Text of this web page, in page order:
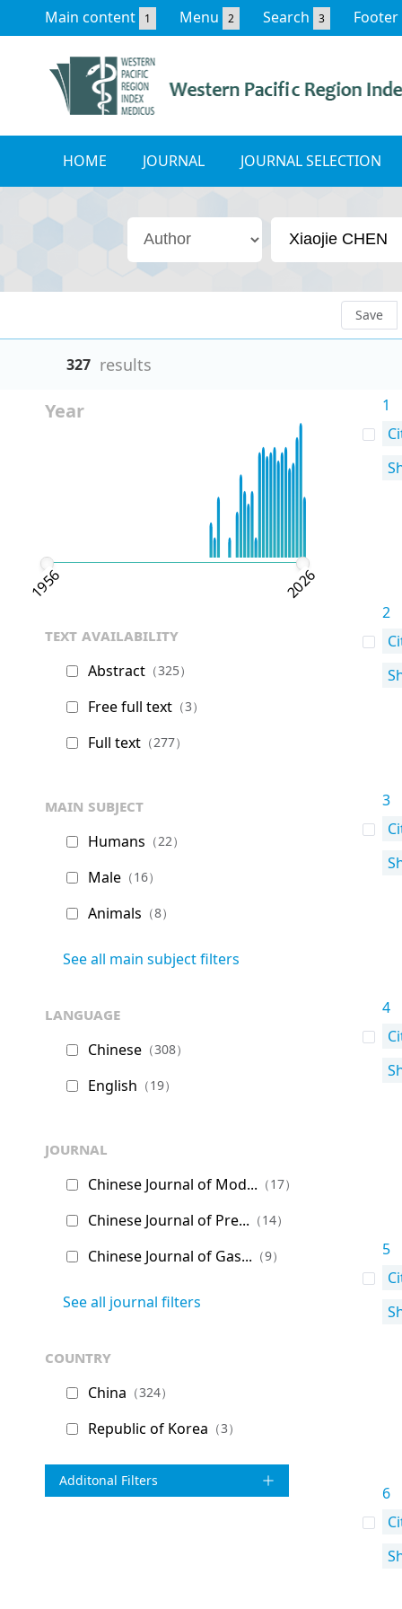
Main content 1 Menu 2 Search 3 Footer
HOME JOURNAL JOURNAL SELECTION
Save
327 results
Year
1956 2026
text availability
Abstract （325）
Free full text （3）
Full text （277）
main subject
Humans （22）
Male （16）
Animals （8）
See all main subject filters
language
Chinese （308）
English （19）
journal
Chinese Journal of Mod... （17）
Chinese Journal of Pre... （14）
Chinese Journal of Gas... （9）
See all journal filters
country
China （324）
Republic of Korea （3）
Additonal Filters
1
2
3
4
5
6